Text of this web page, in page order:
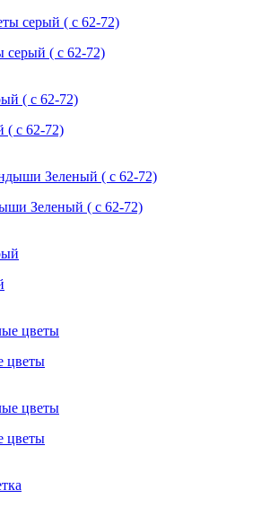
серый ( с 62-72)
( с 62-72)
Зеленый ( с 62-72)
цветы
цветы